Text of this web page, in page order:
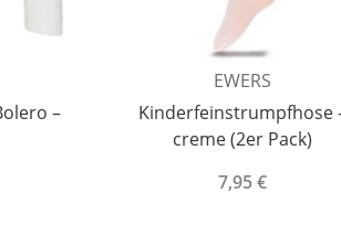
–
EWERS
Kinderfeinstrumpfhose
creme (2er Pack)
7,95 €